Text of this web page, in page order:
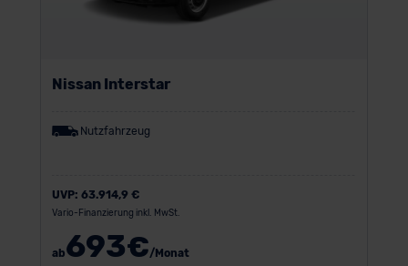
Nissan Interstar
Nutzfahrzeug
UVP: 63.914,9 €
Vario-Finanzierung inkl. MwSt.
ab693€/Monat